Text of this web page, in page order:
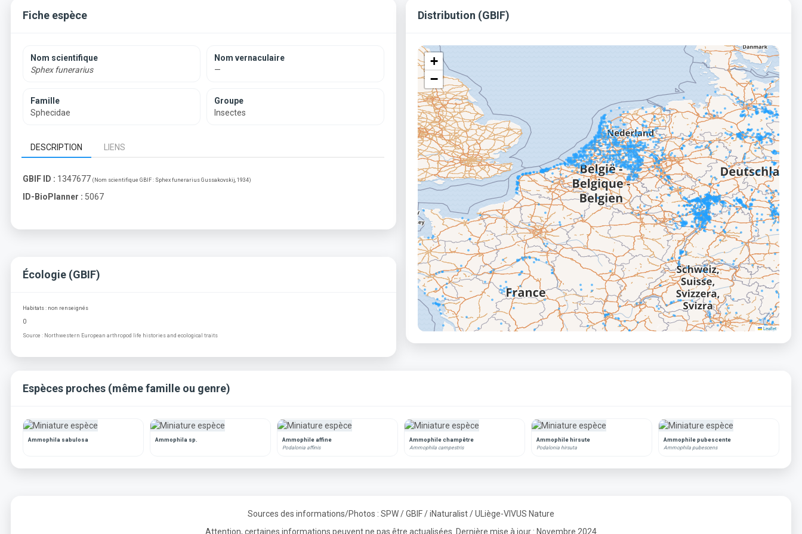
Fiche espèce
Nom scientifique
Sphex funerarius
Nom vernaculaire
—
Famille
Sphecidae
Groupe
Insectes
DESCRIPTION LIENS
GBIF ID : 1347677 (Nom scientifique GBIF : Sphex funerarius Gussakovskij, 1934)
ID-BioPlanner : 5067
Distribution (GBIF)
+
−
Leaflet
Écologie (GBIF)
Habitats : non renseignés
0
Source : Northwestern European arthropod life histories and ecological traits
Espèces proches (même famille ou genre)
Ammophila sabulosa Ammophila sp. Ammophile affine
Podalonia affinis
Ammophile champêtre
Ammophila campestris
Ammophile hirsute
Podalonia hirsuta
Ammophile pubescente
Ammophila pubescens
Sources des informations/Photos : SPW / GBIF / iNaturalist / ULiège-VIVUS Nature
Attention, certaines informations peuvent ne pas être actualisées. Dernière mise à jour : Novembre 2024